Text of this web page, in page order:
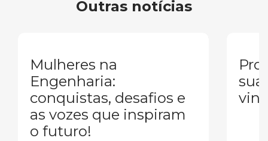
Outras notícias
Mulheres na
Engenharia:
conquistas, desafios e
as vozes que inspiram
o futuro!
sua